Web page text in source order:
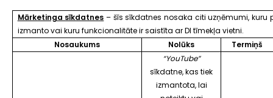
Mārketinga sīkdatnes – šīs sīkdatnes nosaka citi uzņēmumi, kuru
izmanto vai kuru funkcionalitāte ir saistīta ar DI tīmekļa vietni.
Nosaukums
Nolūks Termiņš
“YouTube”
sīkdatne, kas tiek
izmantota, lai